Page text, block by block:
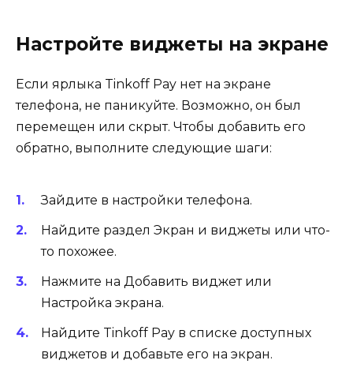
Настройте виджеты на экране
Если ярлыка Tinkoff Pay нет на экране
телефона, не паникуйте. Возможно, он был
перемещен или скрыт. Чтобы добавить его
обратно, выполните следующие шаги:
Зайдите в настройки телефона.
Найдите раздел Экран и виджеты или что-
то похожее.
Нажмите на Добавить виджет или
Настройка экрана.
Найдите Tinkoff Pay в списке доступных
виджетов и добавьте его на экран.